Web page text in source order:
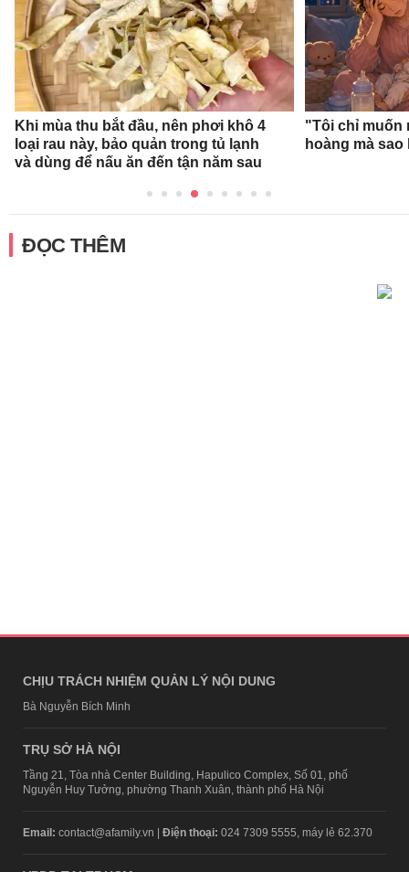
Khi mùa thu bắt đầu, nên phơi khô 4
loại rau này, bảo quản trong tủ lạnh
và dùng để nấu ăn đến tận năm sau
"Tôi chỉ muốn
hoàng mà
ĐỌC THÊM
CHỊU TRÁCH NHIỆM QUẢN LÝ NỘI DUNG
Bà Nguyễn Bích Minh
TRỤ SỞ HÀ NỘI
Tầng 21, Tòa nhà Center Building, Hapulico Complex, Số 01, phố
Nguyễn Huy Tưởng, phường Thanh Xuân, thành phố Hà Nội
Email: contact@afamily.vn | Điện thoại: 024 7309 5555, máy lẻ 62.370